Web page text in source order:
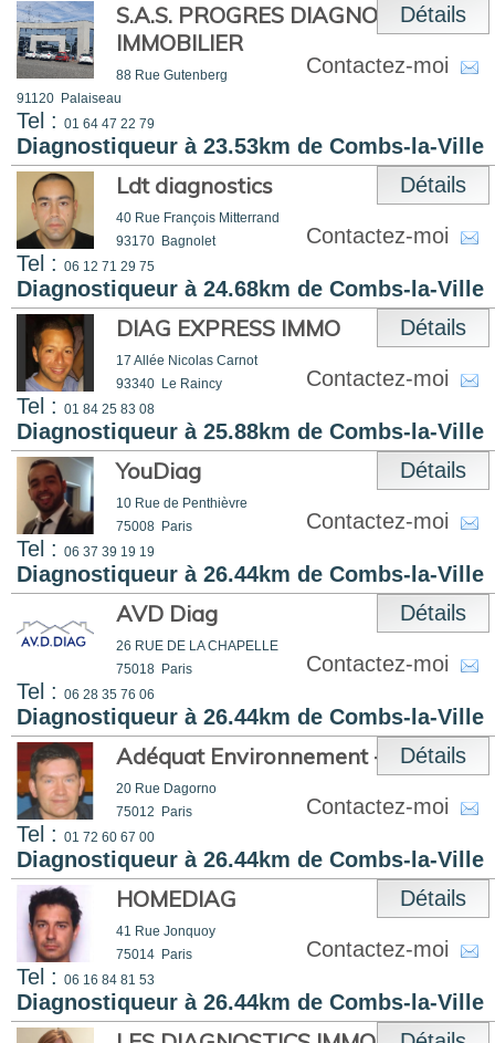
S.A.S. PROGRES DIAGNOCTICS
IMMOBILIER
88 Rue Gutenberg
91120 Palaiseau
Tel : 01 64 47 22 79
Diagnostiqueur à 23.53km de Combs-la-Ville
Détails
Contactez-moi
Ldt diagnostics
40 Rue François Mitterrand
93170 Bagnolet
Tel : 06 12 71 29 75
Diagnostiqueur à 24.68km de Combs-la-Ville
Détails
Contactez-moi
DIAG EXPRESS IMMO
17 Allée Nicolas Carnot
93340 Le Raincy
Tel : 01 84 25 83 08
Diagnostiqueur à 25.88km de Combs-la-Ville
Détails
Contactez-moi
YouDiag
10 Rue de Penthièvre
75008 Paris
Tel : 06 37 39 19 19
Diagnostiqueur à 26.44km de Combs-la-Ville
Détails
Contactez-moi
AVD Diag
26 RUE DE LA CHAPELLE
75018 Paris
Tel : 06 28 35 76 06
Diagnostiqueur à 26.44km de Combs-la-Ville
Détails
Contactez-moi
Adéquat Environnement - ADE
20 Rue Dagorno
75012
Paris
Tel : 01 72 60 67 00
Diagnostiqueur à 26.44km de Combs-la-Ville
Détails
Contactez-moi
HOMEDIAG
41 Rue Jonquoy
75014 Paris
Tel : 06 16 84 81 53
Diagnostiqueur à 26.44km de Combs-la-Ville
Détails
Contactez-moi